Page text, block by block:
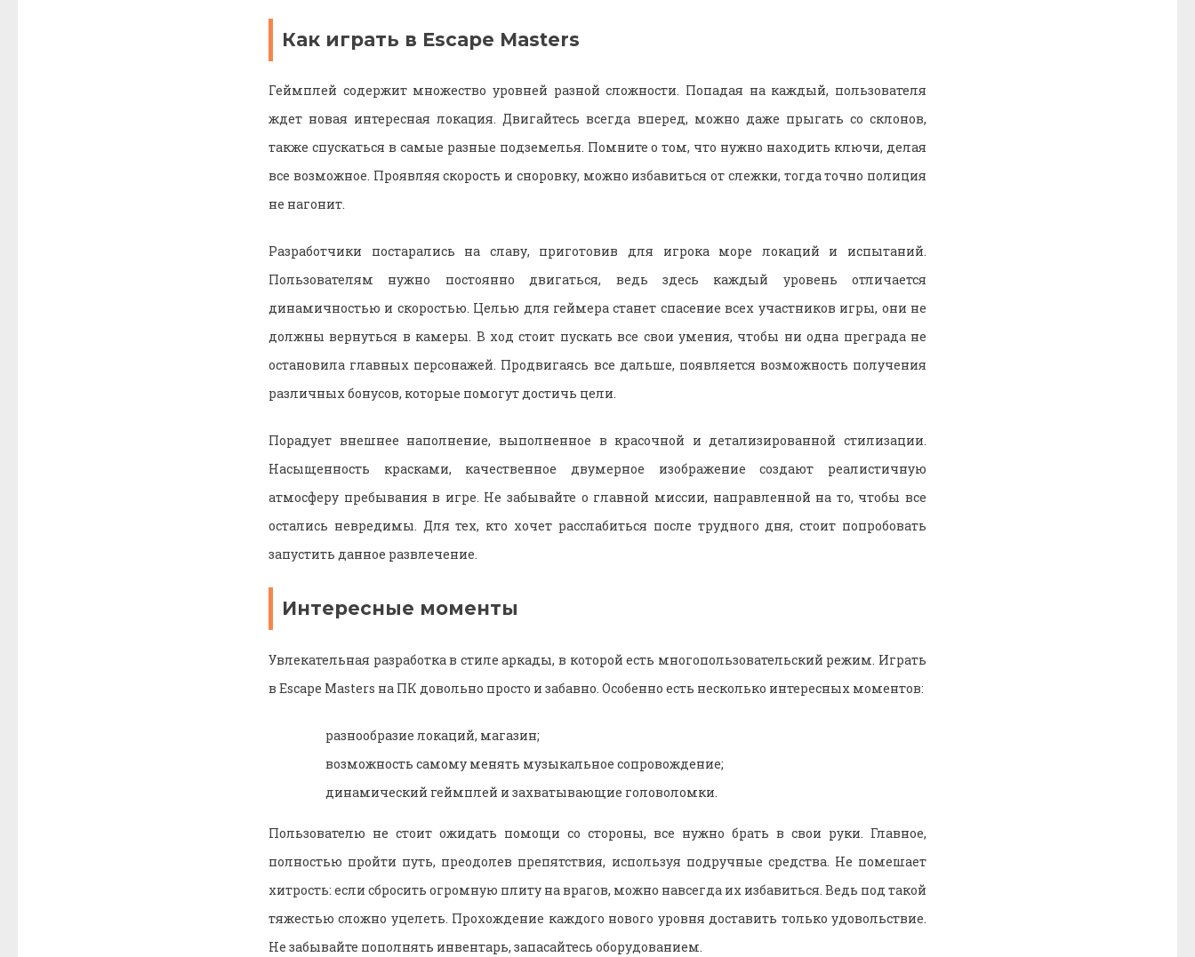
Как играть в Escape Masters
Геймплей содержит множество уровней разной сложности. Попадая на каждый, пользователя
ждет новая интересная локация. Двигайтесь всегда вперед, можно даже прыгать со склонов,
также спускаться в самые разные подземелья. Помните о том, что нужно находить ключи, делая
все возможное. Проявляя скорость и сноровку, можно избавиться от слежки, тогда точно полиция
не нагонит.
Разработчики постарались на славу, приготовив для игрока море локаций и испытаний.
Пользователям нужно постоянно двигаться, ведь здесь каждый уровень отличается
динамичностью и скоростью. Целью для геймера станет спасение всех участников игры, они не
должны вернуться в камеры. В ход стоит пускать все свои умения, чтобы ни одна преграда не
остановила главных персонажей. Продвигаясь все дальше, появляется возможность получения
различных бонусов, которые помогут достичь цели.
Порадует внешнее наполнение, выполненное в красочной и детализированной стилизации.
Насыщенность красками, качественное двумерное изображение создают реалистичную
атмосферу пребывания в игре. Не забывайте о главной миссии, направленной на то, чтобы все
остались невредимы. Для тех, кто хочет расслабиться после трудного дня, стоит попробовать
запустить данное развлечение.
Интересные моменты
Увлекательная разработка в стиле аркады, в которой есть многопользовательский режим. Играть
в Escape Masters на ПК довольно просто и забавно. Особенно есть несколько интересных моментов:
разнообразие локаций, магазин;
возможность самому менять музыкальное сопровождение;
динамический геймплей и захватывающие головоломки.
Пользователю не стоит ожидать помощи со стороны, все нужно брать в свои руки. Главное,
полностью пройти путь, преодолев препятствия, используя подручные средства. Не помешает
хитрость: если сбросить огромную плиту на врагов, можно навсегда их избавиться. Ведь под такой
тяжестью сложно уцелеть. Прохождение каждого нового уровня доставить только удовольствие.
Не забывайте пополнять инвентарь, запасайтесь оборудованием.